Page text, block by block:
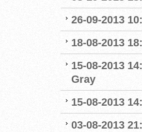
26-09-2013
18-08-2013
15-08-2013
Gray
15-08-2013
03-08-2013